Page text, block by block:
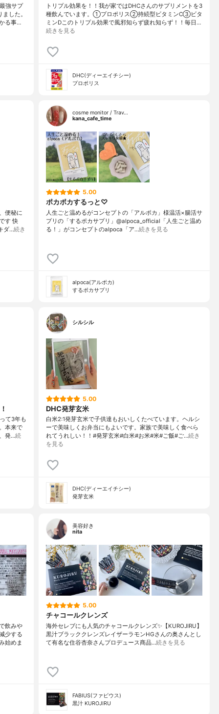
強サプ
した。
る事…
トリプル効果を！！我が家ではDHCさんのサプリメントを3
種飲んでいます。①プロポリス②持続型ビタミンC③ビタ
ミンDこのトリプル効果で風邪知らず疲れ知らず！！毎日…
続きを見る
DHC(ディーエイチシー)
プロポリス
便秘に
す 快
ダ…続き
cosme monitor / Trav…
kana_cafe_time
5.00
ポカポカするっと♡
人生ごと温めるがコンセプトの「アルポカ」様温活×腸活サ
プリの「するポカサプリ」@alpoca_official「人生ごと温め
る！」がコンセプトのalpoca「ア…続きを見る
alpoca(アルポカ)
するポカサプリ
て3年も
本来で
発…続
シルシル
5.00
DHC発芽玄米
白米2:1発芽玄米で子供達もおいしくたべています。ヘルシ
ーで美味しくお弁当にもよいです。家族で美味しく食べら
れてうれしい！！#発芽玄米#白米#お米#米#ご飯#ご…続き
を見る
DHC(ディーエイチシー)
発芽玄米
飲みや
少する
始めま
美容好き
nita
5.00
チャコールクレンズ
海外セレブにも人気のチャコールクレンズ✨ 【KUROJIRU】
黒汁ブラッククレンズ レイザーラモンHGさんの奥さんとし
て有名な 住谷杏奈さんプロデュース商品…続きを見る
FABIUS(ファビウス)
黒汁 KUROJIRU